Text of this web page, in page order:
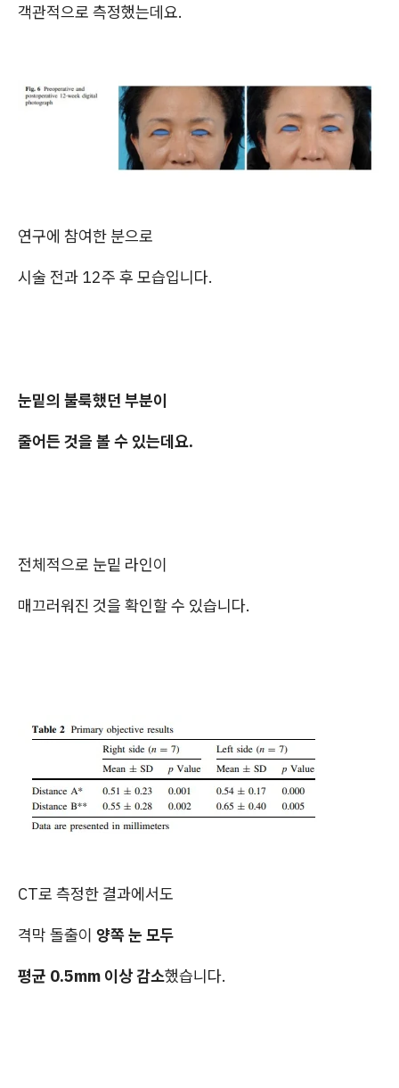
객관적으로 측정했는데요.
연구에 참여한 분으로
시술 전과 12주 후 모습입니다.
눈밑의 불룩했던 부분이
줄어든 것을 볼 수 있는데요.
전체적으로 눈밑 라인이
매끄러워진 것을 확인할 수 있습니다.
CT로 측정한 결과에서도
격막 돌출이 양쪽 눈 모두
평균 0.5mm 이상 감소했습니다.